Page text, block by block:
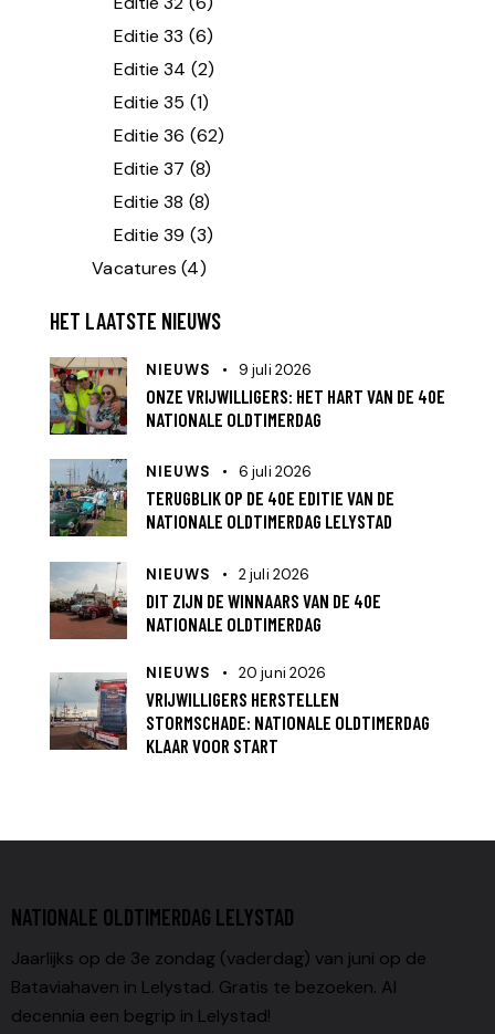
Editie 33 (6)
Editie 34 (2)
Editie 35 (1)
Editie 36 (62)
Editie 37 (8)
Editie 38 (8)
Editie 39 (3)
Vacatures (4)
HET LAATSTE NIEUWS
NIEUWS 9 juli 2026
ONZE VRIJWILLIGERS: HET HART VAN DE 40E
NATIONALE OLDTIMERDAG
NIEUWS 6 juli 2026
TERUGBLIK OP DE 40E EDITIE VAN DE
NATIONALE OLDTIMERDAG LELYSTAD
NIEUWS 2 juli 2026
DIT ZIJN DE WINNAARS VAN DE 40E
NATIONALE OLDTIMERDAG
NIEUWS 20 juni 2026
VRIJWILLIGERS HERSTELLEN
STORMSCHADE: NATIONALE OLDTIMERDAG
KLAAR VOOR START
NATIONALE OLDTIMERDAG LELYSTAD
Jaarlijks op de 3e zondag (vaderdag) van juni op de
Bataviahaven in Lelystad. Gratis te bezoeken. Al
decennia een begrip in Lelystad!